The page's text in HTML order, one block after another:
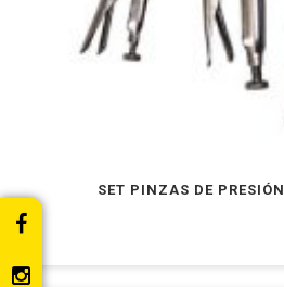
SET PINZAS DE